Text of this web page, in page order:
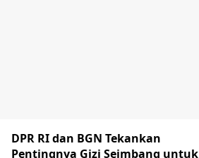
DPR RI dan BGN Tekankan
Pentingnya Gizi Seimbang untuk